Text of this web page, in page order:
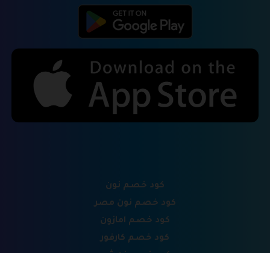
كود خصم نون
كود خصم نون مصر
كود خصم امازون
كود خصم كارفور